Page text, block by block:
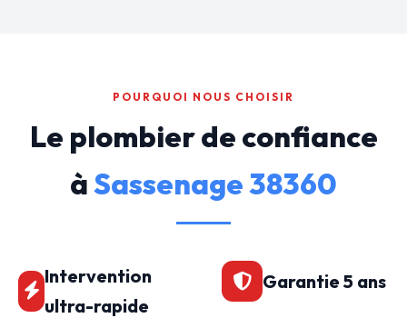
POURQUOI NOUS CHOISIR
Le plombier de confiance
àSassenage 38360
Intervention
ultra-rapide
Garantie 5 ans